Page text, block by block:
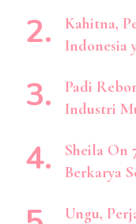
Kahitna,
Indonesia
Padi
Industri
Sheila On
Berkarya
Ungu,